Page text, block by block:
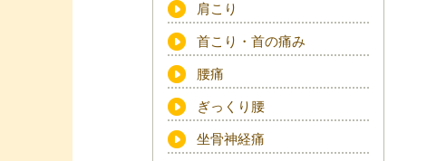
肩こり
首こり・首の痛み
腰痛
ぎっくり腰
坐骨神経痛